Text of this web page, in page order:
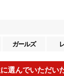
ガールズ
いただいた意